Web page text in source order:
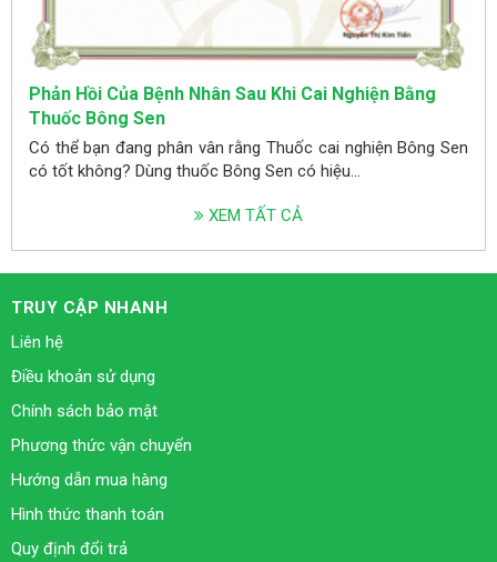
Phản Hồi Của Bệnh Nhân Sau Khi Cai Nghiện Bằng
Thuốc Bông Sen
Có thể bạn đang phân vân rằng Thuốc cai nghiện Bông Sen
có tốt không? Dùng thuốc Bông Sen có hiệu...
XEM TẤT CẢ
TRUY CẬP NHANH
Liên hệ
Điều khoản sử dụng
Chính sách bảo mật
Phương thức vận chuyển
Hướng dẫn mua hàng
Hình thức thanh toán
Quy định đổi trả